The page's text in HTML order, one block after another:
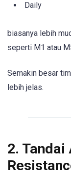
Daily
biasanya lebih
seperti M1 atau
Semakin besar
lebih jelas.
2. Tandai